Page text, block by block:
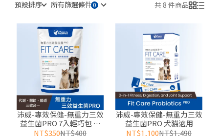
預設排序 所有篩選條件 共 8 件商品
沛威-專效保健-無重力三效
益生菌PRO 7入輕巧包 犬
貓適用
NT$350NT$400
沛威-專效保健-無重力三效
益生菌PRO 犬貓適用
NT$1,100NT$1,490